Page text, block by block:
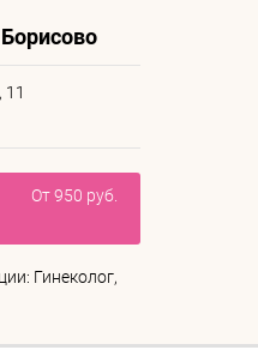
От 950 руб.
Гинеколог,